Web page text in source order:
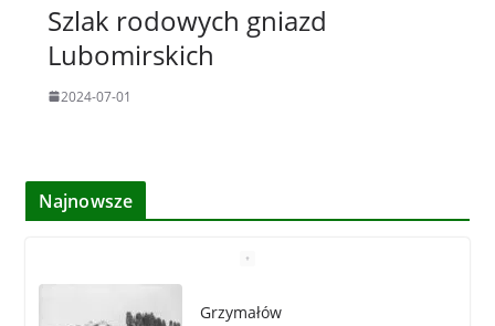
Szlak rodowych gniazd
Lubomirskich
2024-07-01
Najnowsze
Siewierz